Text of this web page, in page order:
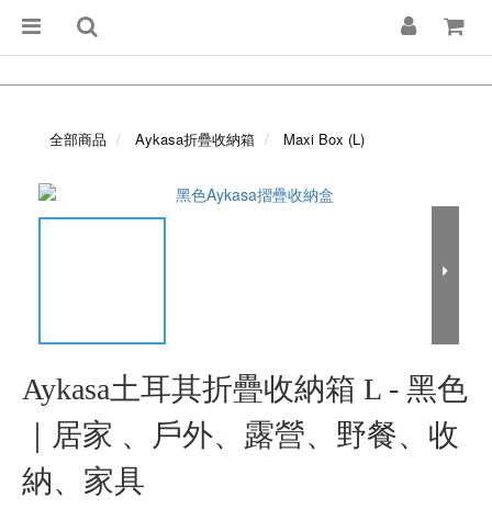
全部商品 Aykasa折疊收納箱 Maxi Box (L)
Aykasa土耳其折疊收納箱 L - 黑色
｜居家 、戶外、露營、野餐、收
納、家具